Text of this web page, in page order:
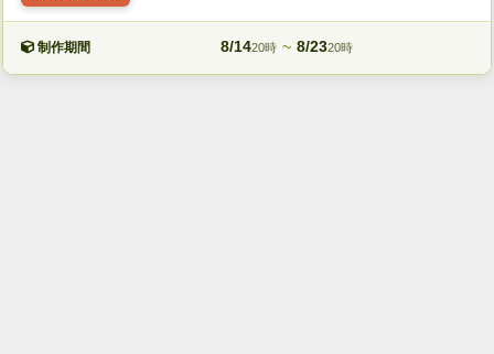
制作期間 8/1420時 ~ 8/2320時